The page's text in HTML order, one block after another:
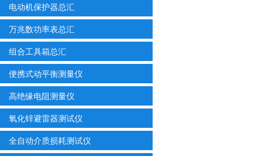
电动机保护器总汇
万兆数功率表总汇
组合工具箱总汇
便携式动平衡测量仪
高绝缘电阻测量仪
氧化锌避雷器测试仪
全自动介质损耗测试仪